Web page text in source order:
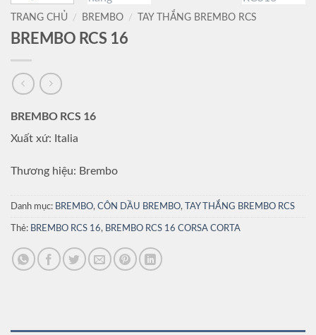
TRANG CHỦ / BREMBO / TAY THẮNG BREMBO RCS
BREMBO RCS 16
BREMBO RCS 16
Xuất xứ: Italia
Thương hiệu: Brembo
Danh mục: BREMBO, CÔN DẦU BREMBO, TAY THẮNG BREMBO RCS
Thẻ: BREMBO RCS 16, BREMBO RCS 16 CORSA CORTA